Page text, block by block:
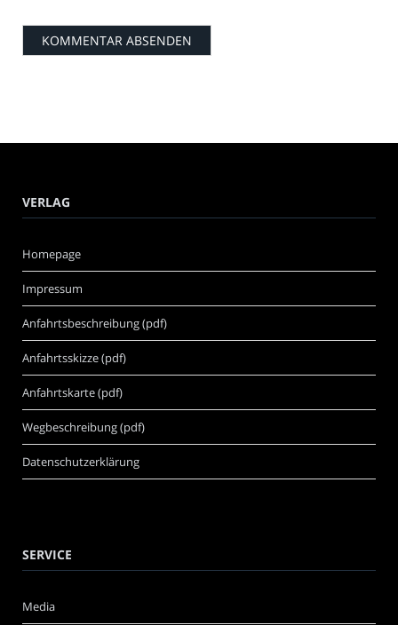
VERLAG
Homepage
Impressum
Anfahrtsbeschreibung (pdf)
Anfahrtsskizze (pdf)
Anfahrtskarte (pdf)
Wegbeschreibung (pdf)
Datenschutzerklärung
SERVICE
Media